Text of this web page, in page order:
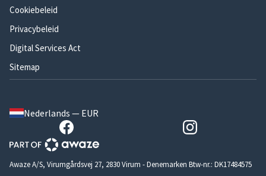
Cookiebeleid
Privacybeleid
Digital Services Act
Sitemap
Nederlands — EUR
Awaze A/S, Virumgårdsvej 27, 2830 Virum - Denemarken Btw-nr.: DK17484575